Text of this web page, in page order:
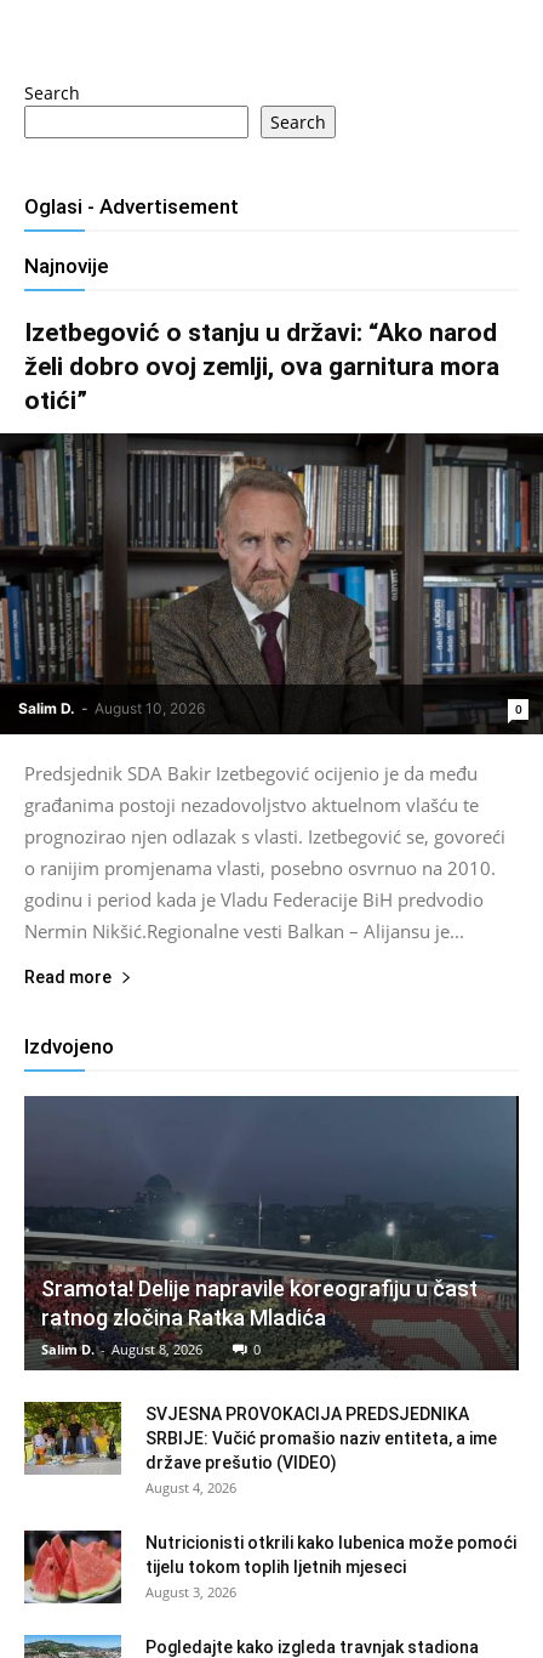
Search
Search
Oglasi - Advertisement
Najnovije
Izetbegović o stanju u državi: “Ako narod
želi dobro ovoj zemlji, ova garnitura mora
otići”
Salim D. - August 10, 2026 0
Predsjednik SDA Bakir Izetbegović ocijenio je da među
građanima postoji nezadovoljstvo aktuelnom vlašću te
prognozirao njen odlazak s vlasti. Izetbegović se, govoreći
o ranijim promjenama vlasti, posebno osvrnuo na 2010.
godinu i period kada je Vladu Federacije BiH predvodio
Nermin Nikšić.Regionalne vesti Balkan – Alijansu je...
Read more
Izdvojeno
Sramota! Delije napravile koreografiju u čast
ratnog zločina Ratka Mladića
Salim D. - August 8, 2026 0
SVJESNA PROVOKACIJA PREDSJEDNIKA
SRBIJE: Vučić promašio naziv entiteta, a ime
države prešutio (VIDEO)
August 4, 2026
Nutricionisti otkrili kako lubenica može pomoći
tijelu tokom toplih ljetnih mjeseci
August 3, 2026
Pogledajte kako izgleda travnjak stadiona